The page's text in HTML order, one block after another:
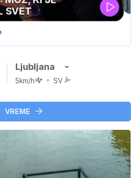
PINGVIN
pustolovski
Ljubljana
5km/h SV
VREME